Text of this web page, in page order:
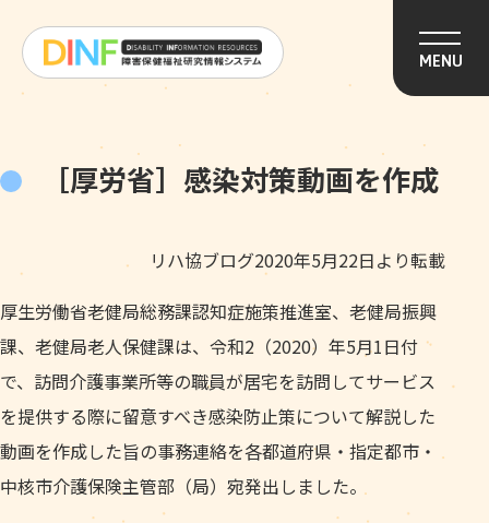
MENU
［厚労省］感染対策動画を作成
リハ協ブログ2020年5月22日より転載
厚生労働省老健局総務課認知症施策推進室、老健局振興
課、老健局老人保健課は、令和2（2020）年5月1日付
で、訪問介護事業所等の職員が居宅を訪問してサービス
を提供する際に留意すべき感染防止策について解説した
動画を作成した旨の事務連絡を各都道府県・指定都市・
中核市介護保険主管部（局）宛発出しました。